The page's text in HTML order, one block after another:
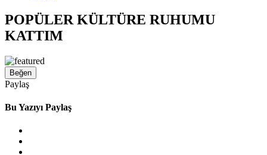
POPÜLER KÜLTÜRE RUHUMU
KATTIM
Beğen
Paylaş
Bu Yazıyı Paylaş